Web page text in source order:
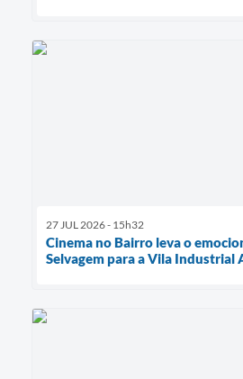
27 JUL 2026 - 15h32
Cinema no Bairro leva o
Selvagem para a Vila Industrial